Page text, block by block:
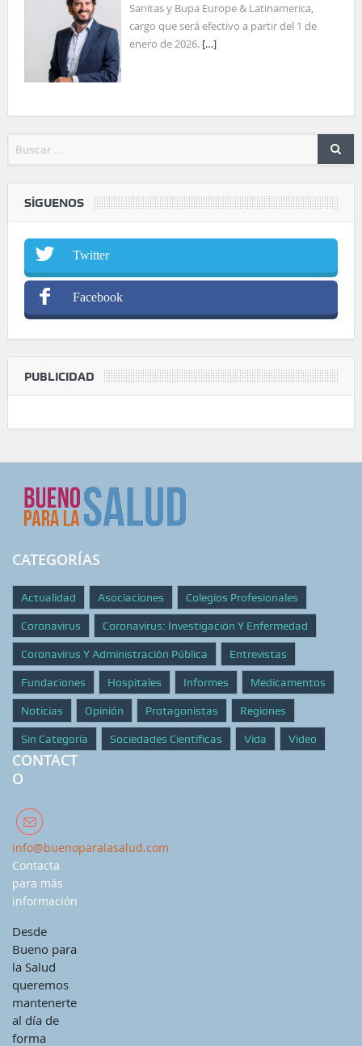
Sanitas y Bupa Europe & Latinamerica,
cargo que será efectivo a partir del 1 de
enero de 2026. […]
SÍGUENOS
Twitter
Facebook
PUBLICIDAD
CATEGORÍAS
Actualidad Asociaciones Colegios Profesionales
Coronavirus Coronavirus: Investigación Y Enfermedad
Coronavirus Y Administración Pública Entrevistas
Fundaciones Hospitales Informes Medicamentos
Noticias Opinión Protagonistas Regiones
Sin Categoría Sociedades Científicas Vida Video
CONTACT
O
info@buenoparalasalud.com
Contacta
para más
información
Desde
Bueno para
la Salud
queremos
mantenerte
al día de
forma